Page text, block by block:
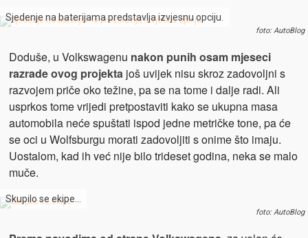
Sjedenje na baterijama predstavlja izvjesnu opciju.
foto: AutoBlog
Doduše, u Volkswagenu nakon punih osam mjeseci
razrade ovog projektajoš uvijek nisu skroz zadovoljni s
razvojem priče oko težine, pa se na tome i dalje radi. Ali
usprkos tome vrijedi pretpostaviti kako se ukupna masa
automobila neće spuštati ispod jedne metričke tone, pa će
se oci u Wolfsburgu morati zadovoljiti s onime što imaju.
Uostalom, kad ih već nije bilo trideset godina, neka se malo
muče.
Skupilo se ekipe…
foto: AutoBlog